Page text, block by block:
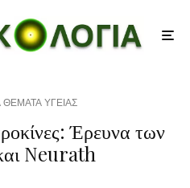
ΥΓΕΙΑΣ
Έρευνα των
Neurath